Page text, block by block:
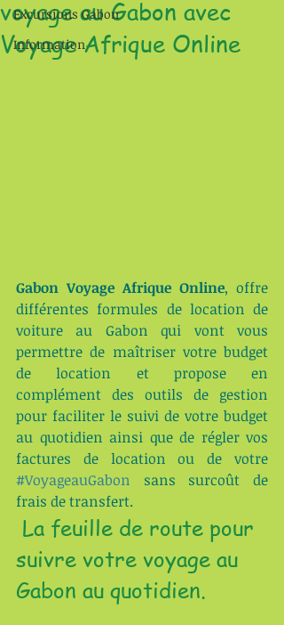
Excursions Gabon
Information
voyage au Gabon avec
Voyage Afrique Online
Gabon Voyage Afrique Online, offre
différentes formules de location de
voiture au Gabon qui vont vous
permettre de maîtriser votre budget
de location et propose en
complément des outils de gestion
pour faciliter le suivi de votre budget
au quotidien ainsi que de régler vos
#VoyageauGabon sans surcoût de
frais de transfert.
suivre votre voyage au
Gabon au quotidien.